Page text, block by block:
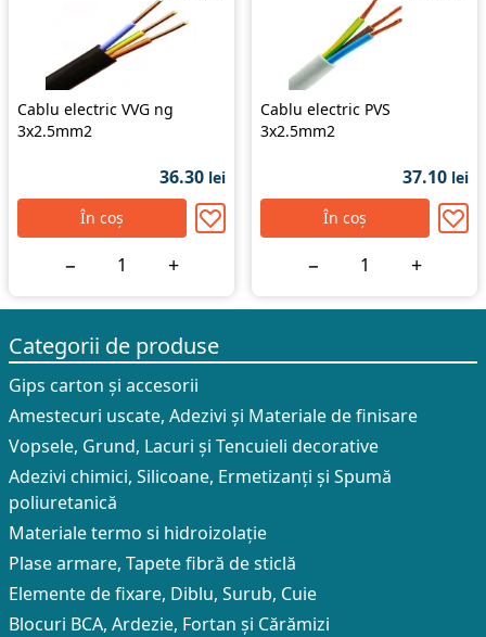
Cablu electric VVG ng
3x2.5mm2
36.30 lei
În coș
− +
Cablu electric PVS
3x2.5mm2
37.10 lei
În coș
− +
Categorii de produse
Gips carton și accesorii
Amestecuri uscate, Adezivi şi Materiale de finisare
Vopsele, Grund, Lacuri și Tencuieli decorative
Adezivi chimici, Silicoane, Ermetizanți și Spumă
poliuretanică
Materiale termo si hidroizolație
Plase armare, Tapete fibră de sticlă
Elemente de fixare, Diblu, Surub, Cuie
Blocuri BCA, Ardezie, Fortan și Cărămizi